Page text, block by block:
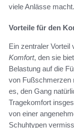
viele Anlässe macht.
Vorteile für den
Ein zentraler Vorteil
Komfort, den sie
Belastung auf die
von Fußschmerzen
es, den Gang
Tragekomfort
von einer
Schuhtypen